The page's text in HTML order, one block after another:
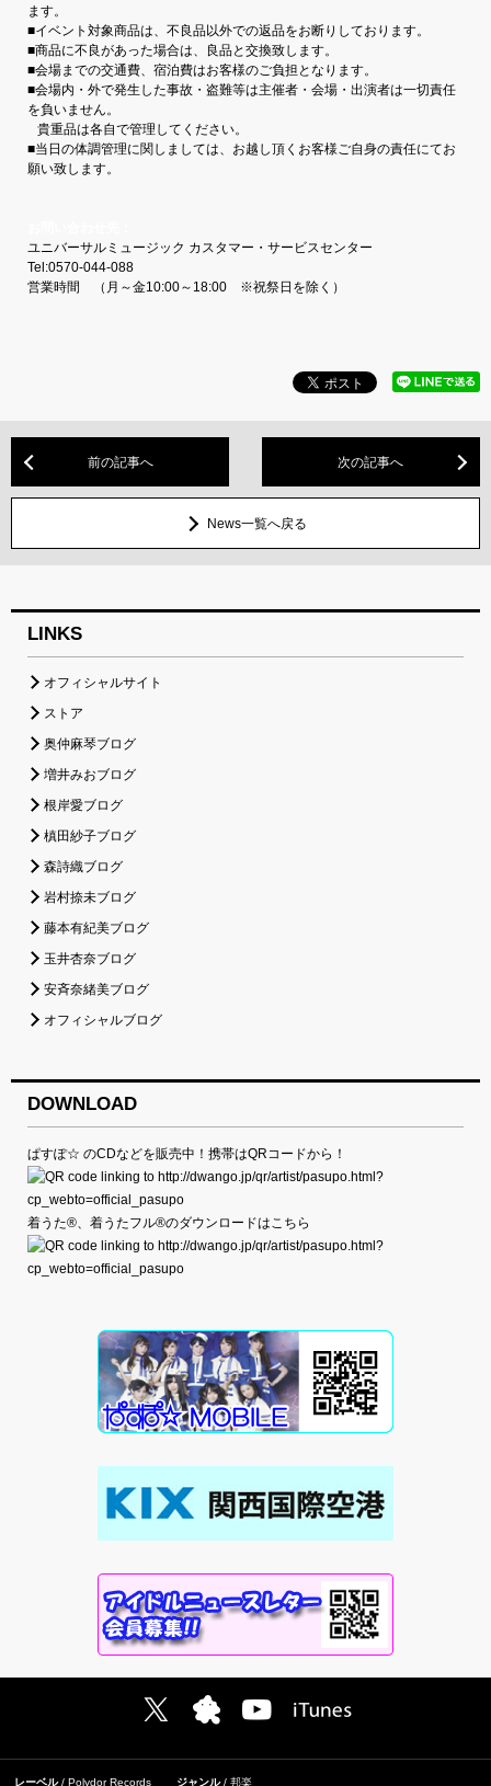
ます。
■イベント対象商品は、不良品以外での返品をお断りしております。
■商品に不良があった場合は、良品と交換致します。
■会場までの交通費、宿泊費はお客様のご負担となります。
■会場内・外で発生した事故・盗難等は主催者・会場・出演者は一切責任
を負いません。
貴重品は各自で管理してください。
■当日の体調管理に関しましては、お越し頂くお客様ご自身の責任にてお
願い致します。
ユニバーサルミュージック カスタマー・サービスセンター
Tel:0570-044-088
営業時間 （月～金10:00～18:00 ※祝祭日を除く）
前の記事へ 次の記事へ
News一覧へ戻る
LINKS
オフィシャルサイト
ストア
奥仲麻琴ブログ
増井みおブログ
根岸愛ブログ
槙田紗子ブログ
森詩織ブログ
岩村捺未ブログ
藤本有紀美ブログ
玉井杏奈ブログ
安斉奈緒美ブログ
オフィシャルブログ
DOWNLOAD
ぱすぽ☆ のCDなどを販売中！携帯はQRコードから！
着うた®、着うたフル®のダウンロードはこちら
レーベル Polydor Records ジャンル 邦楽